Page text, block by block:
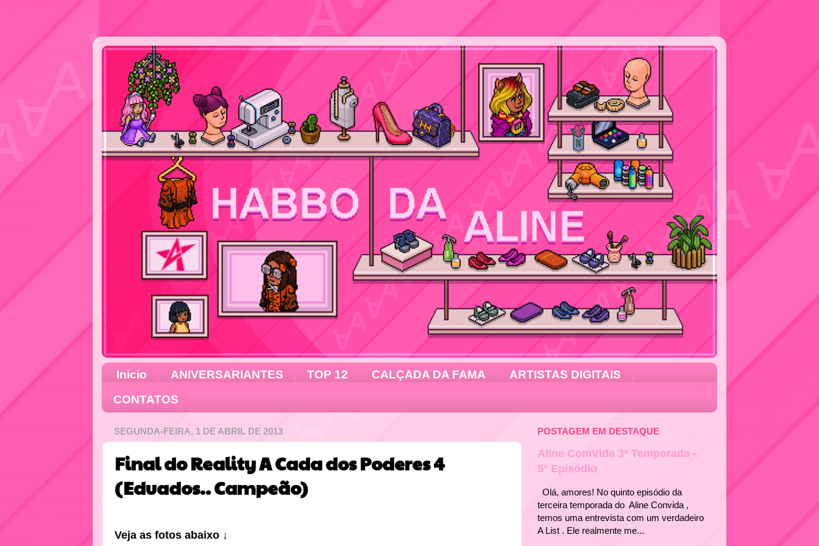
Inicio ANIVERSARIANTES TOP 12 CALÇADA DA FAMA
ARTISTAS DIGITAIS
CONTATOS
SEGUNDA-FEIRA, 1 DE ABRIL DE 2013
Final do Reality A Cada dos Poderes 4
(Eduados.. Campeão)
Veja as fotos abaixo ↓
POSTAGEM EM DESTAQUE
Aline ComVida 3ª Temporada -
5° Episódio
Olá, amores! No quinto episódio da
terceira temporada do Aline Convida ,
temos uma entrevista com um verdadeiro
A List . Ele realmente me...